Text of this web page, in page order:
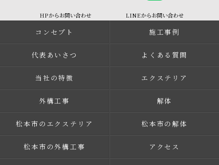
HPからお問い合わせ LINEからお問い合わせ
コンセプト 施工事例
代表あいさつ よくある質問
当社の特徴 エクステリア
外構工事 解体
松本市のエクステリア 松本市の解体
松本市の外構工事 アクセス